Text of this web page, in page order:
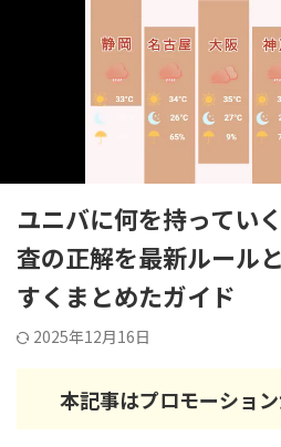
アミューズメントパー
GO TO NO
ユニバーサル・スタジオ・ジャ
ユニバーサル・スタジオ・ジャパン
ユニバに何を持ってい
査の正解を最新ルール
すくまとめたガイド
2025年12月16日
本記事はプロモーショ